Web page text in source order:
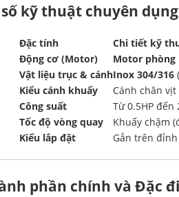
số kỹ thuật chuyên dụng
Đặc tính
Chi tiết kỹ
Động cơ (Motor)
Motor phòng
Vật liệu trục & cánhInox 304/316
Kiểu cánh khuấy
Cánh chân
Công suất
Từ 0.5HP đến
Tốc độ vòng quay
Khuấy chậm
Kiểu lắp đặt
Gắn trên
phần chính và Đặc